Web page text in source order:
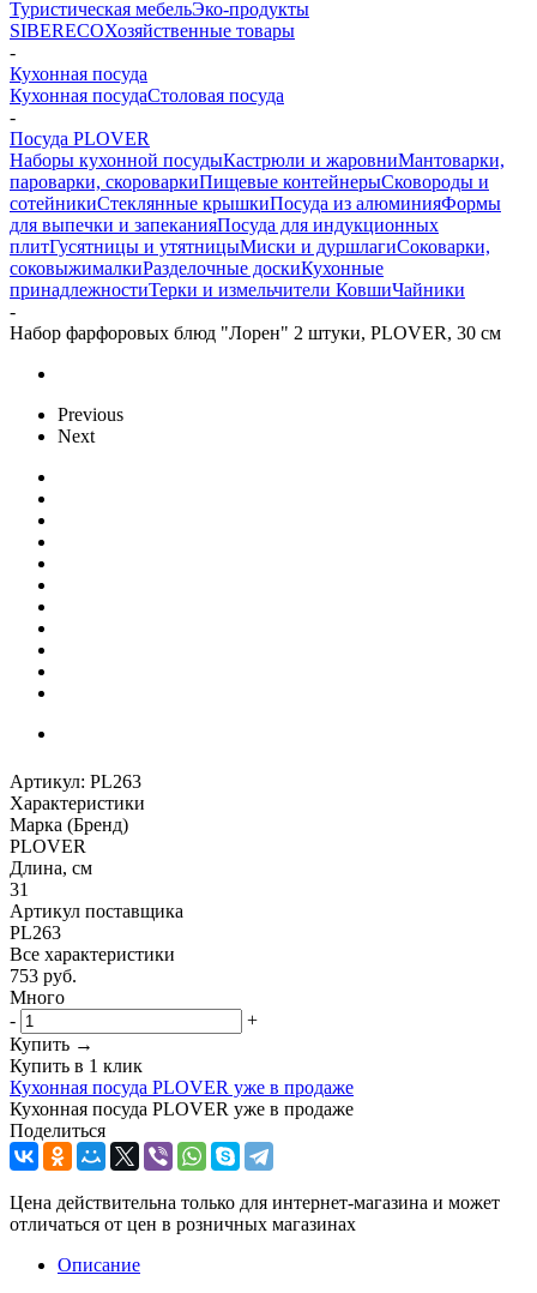
Туристическая мебельЭко-продукты
SIBERECOХозяйственные товары
-
Кухонная посуда
Кухонная посудаСтоловая посуда
-
Посуда PLOVER
Наборы кухонной посудыКастрюли и жаровниМантоварки,
пароварки, скороваркиПищевые контейнерыСковороды и
сотейникиСтеклянные крышкиПосуда из алюминияФормы
для выпечки и запеканияПосуда для индукционных
плитГусятницы и утятницыМиски и дуршлагиСоковарки,
соковыжималкиРазделочные доскиКухонные
принадлежностиТерки и измельчители КовшиЧайники
-
Набор фарфоровых блюд "Лорен" 2 штуки, PLOVER, 30 см
Previous
Next
Артикул: PL263
Характеристики
Марка (Бренд)
PLOVER
Длина, см
31
Артикул поставщика
PL263
Все характеристики
753 руб.
Много
-
+
Купить →
Купить в 1 клик
Кухонная посуда PLOVER уже в продаже
Кухонная посуда PLOVER уже в продаже
Поделиться
Цена действительна только для интернет-магазина и может
отличаться от цен в розничных магазинах
Описание